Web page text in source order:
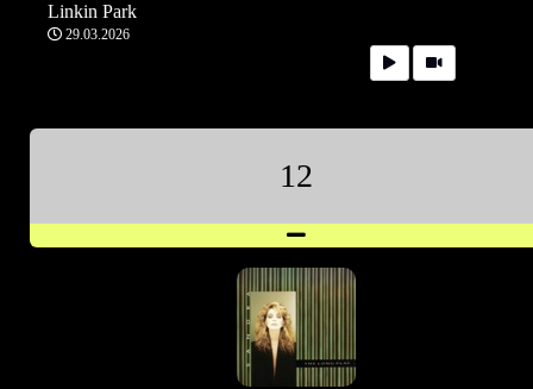
Linkin Park
29.03.2026
12